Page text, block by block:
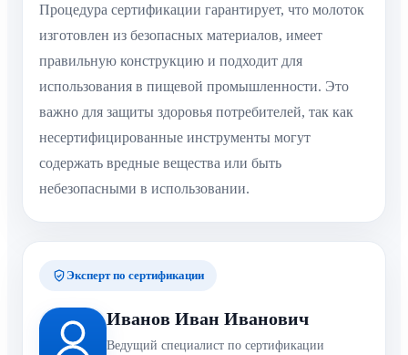
Процедура сертификации гарантирует, что молоток
изготовлен из безопасных материалов, имеет
правильную конструкцию и подходит для
использования в пищевой промышленности. Это
важно для защиты здоровья потребителей, так как
несертифицированные инструменты могут
содержать вредные вещества или быть
небезопасными в использовании.
Эксперт по сертификации
Иванов Иван Иванович
Ведущий специалист по сертификации